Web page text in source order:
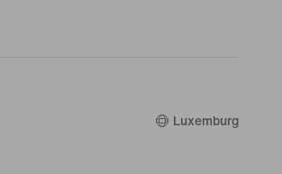
Luxemburg